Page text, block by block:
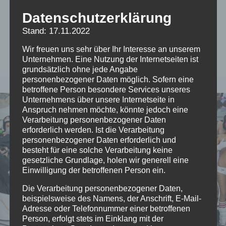
Nacktrodeln
Datenschutzerklärung
Stand: 17.11.2022
Wir freuen uns sehr über Ihr Interesse an unserem
Unternehmen. Eine Nutzung der Internetseiten ist
grundsätzlich ohne jede Angabe
personenbezogener Daten möglich. Sofern eine
betroffene Person besondere Services unseres
Unternehmens über unsere Internetseite in
Anspruch nehmen möchte, könnte jedoch eine
Verarbeitung personenbezogener Daten
erforderlich werden. Ist die Verarbeitung
personenbezogener Daten erforderlich und
besteht für eine solche Verarbeitung keine
gesetzliche Grundlage, holen wir generell eine
Einwilligung der betroffenen Person ein.
Die Verarbeitung personenbezogener Daten,
beispielsweise des Namens, der Anschrift, E-Mail-
Adresse oder Telefonnummer einer betroffenen
Person, erfolgt stets im Einklang mit der